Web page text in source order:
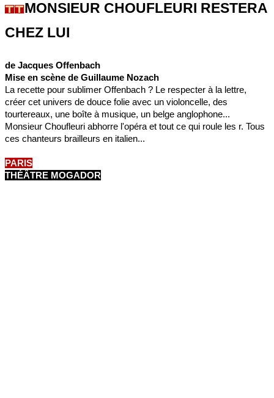
MONSIEUR CHOUFLEURI RESTERA
CHEZ LUI
de Jacques Offenbach
Mise en scène de Guillaume Nozach
La recette pour sublimer Offenbach ? Le respecter à la lettre,
créer cet univers de douce folie avec un violoncelle, des
tourtereaux, une boîte à musique, un belge anglophone...
Monsieur Choufleuri abhorre l'opéra et tout ce qui roule les r. Tous
ces chanteurs brailleurs en italien...
PARIS
THÉÂTRE MOGADOR